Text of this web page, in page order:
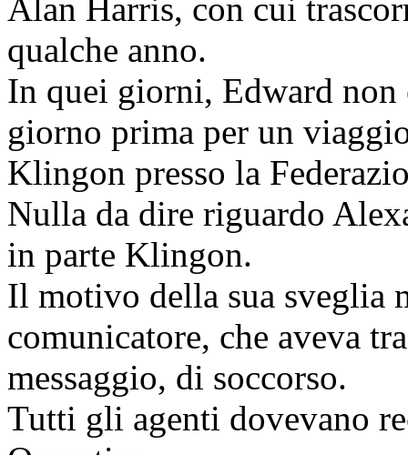
Alan Harris, con cui
qualche anno.
In quei giorni, Edward non
giorno prima per un
Klingon presso la
Nulla da dire riguardo
in parte Klingon.
Il motivo della sua sveglia
comunicatore, che aveva
messaggio, di soccorso.
Tutti gli agenti dovevano